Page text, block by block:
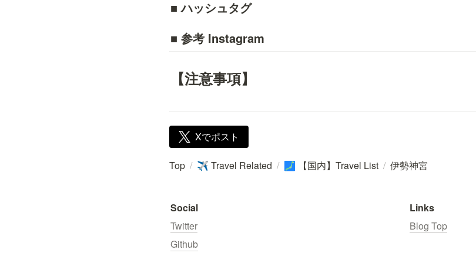
■ ハッシュタグ
■ 参考 Instagram
【注意事項】
Xでポスト
Top / ✈️ Travel Related / 🗾 【国内】Travel List / 伊勢神宮
Social
Twitter
Github
Links
Blog Top